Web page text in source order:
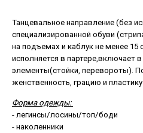
Танцевальное направление (без
специализированной обуви
на подъемах и каблук не менее
исполняется в партере,включает
элементы(стойки, перевороты).
женственность, грацию и пластику.
Форма одежды:
- легинсы/лосины/топ/боди
- наколенники